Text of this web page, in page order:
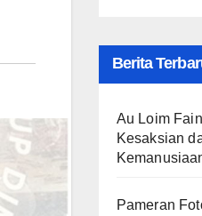
Berita
Au Loim
Kesaksian
Pameran